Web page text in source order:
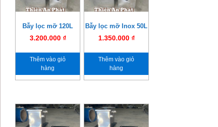
Bẫy lọc mỡ 120L
3.200.000 ₫
Thêm vào giỏ
hàng
Bẫy lọc mỡ Inox 50L
1.350.000 ₫
Thêm vào giỏ
hàng